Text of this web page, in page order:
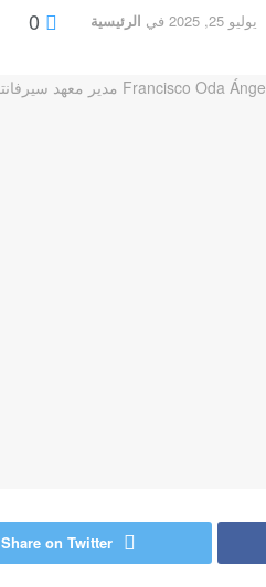
يوليو 25, 2025 في الرئيسية
Share on Twitter